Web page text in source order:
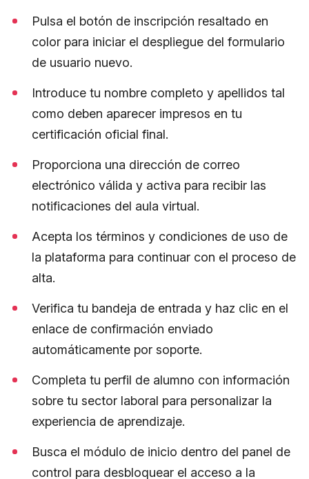
Pulsa el botón de inscripción resaltado en
color para iniciar el despliegue del formulario
de usuario nuevo.
Introduce tu nombre completo y apellidos tal
como deben aparecer impresos en tu
certificación oficial final.
Proporciona una dirección de correo
electrónico válida y activa para recibir las
notificaciones del aula virtual.
Acepta los términos y condiciones de uso de
la plataforma para continuar con el proceso de
alta.
Verifica tu bandeja de entrada y haz clic en el
enlace de confirmación enviado
automáticamente por soporte.
Completa tu perfil de alumno con información
sobre tu sector laboral para personalizar la
experiencia de aprendizaje.
Busca el módulo de inicio dentro del panel de
control para desbloquear el acceso a la